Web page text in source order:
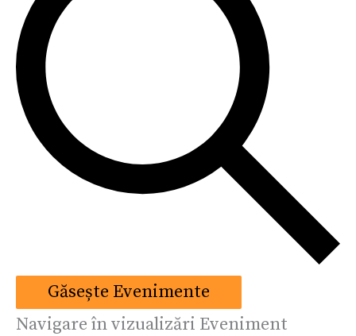
Găsește Evenimente
Navigare în vizualizări Eveniment